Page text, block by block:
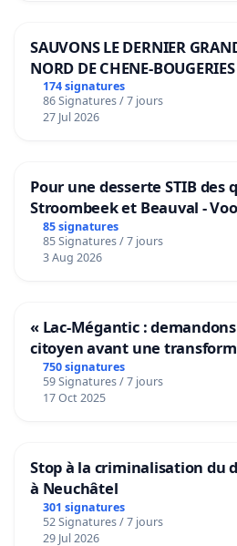
SAUVONS LE DERNIER
NORD DE CHENE-BOUGERIES
174 signatures
86 Signatures / 7 jours
27 Jul 2026
Pour une desserte STIB des
Stroombeek et Beauval -
bediening van de wijken
Voor
85 signatures
85 Signatures / 7 jours
3 Aug 2026
« Lac-Mégantic :
citoyen avant une
de notre territoire »
750 signatures
59 Signatures / 7 jours
17 Oct 2025
Stop à la criminalisation du
à Neuchâtel
301 signatures
52 Signatures / 7 jours
29 Jul 2026